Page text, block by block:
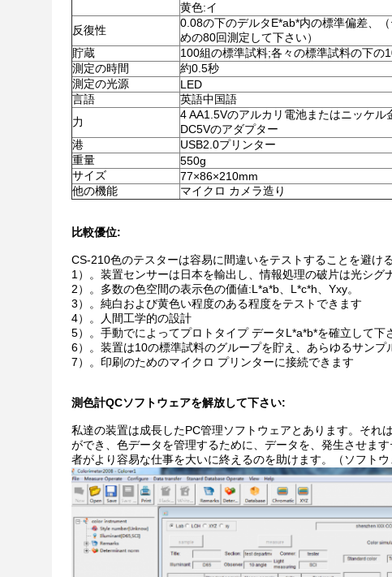
黄色:イ
反復性
0.08の下のデルタE*ab*内の標準偏差、
めの80回測定して下さい）
貯蔵
100組の標準試料;各々の標準試料の下の
測定の時間
約0.5秒
測定の光源
LED
言語
英語中国語
力
4 AA1.5Vのアルカリ電池またはニッケ
DC5Vのアダプター
港
USB2.0プリンター
重量
550g
サイズ
77×86×210mm
他の機能
マイクロ カメラ造り
比較優位:
CS-210色のテスターは容易に間違いをテストすることを避け
1）。装置センサーは日本を輸出し、情報処理の破片は光シ
2）。多数の色空間の表示色の価値:L*a*b、L*c*h、Yxy。
3）。純白および黄色い程度のある程度をテストできます
4）。人間工学的の設計
5）。手動でによってプロトタイプ データL*a*b*を確立して下
6）。装置は10の標準試料のグループを貯え、あらゆるサン
7）。印刷のためのマイクロ プリンターに接続できます
測色計QCソフトウェアを解放して下さい:
私達の装置は成長したPC管理ソフトウェアとあります。それ
ができ、色データを管理するために、データを、発生させま
者がより容易な仕事を大いに終えるのを助けます。（ソフトウ